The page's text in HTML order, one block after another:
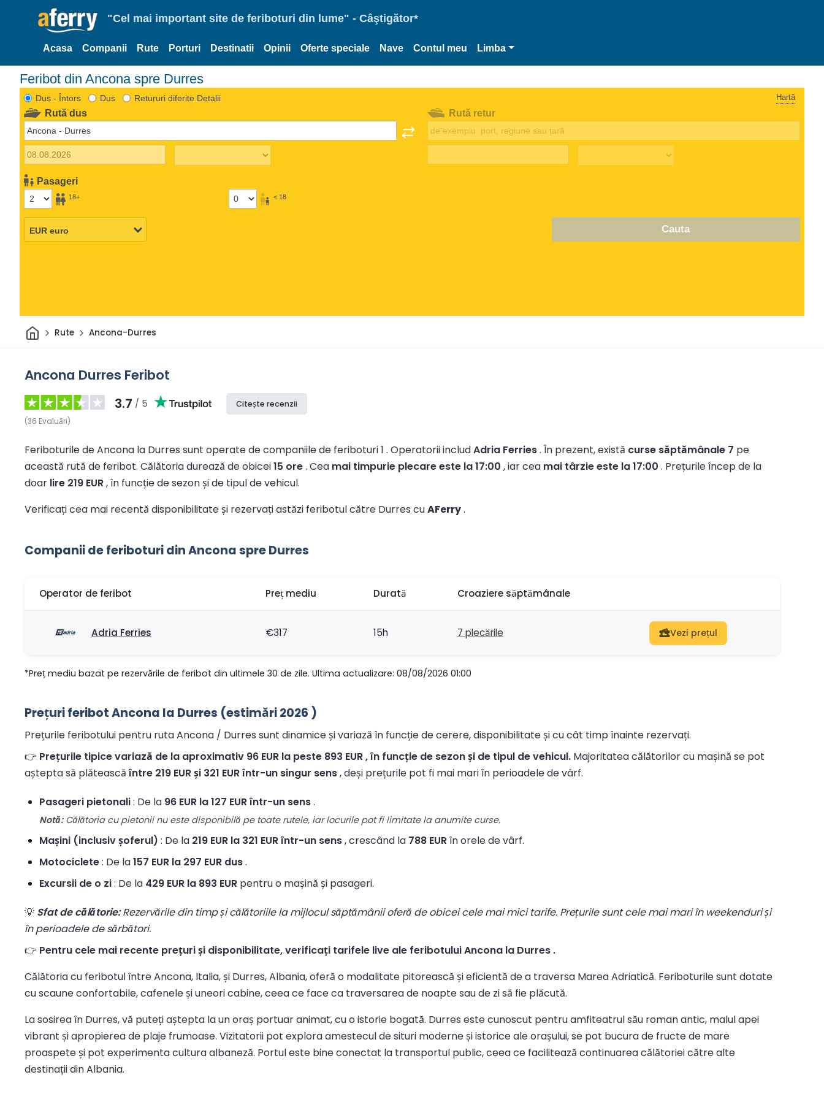
"Cel mai important site de feriboturi din lume" - Câştigător*
Acasa Companii Rute Porturi Destinatii Opinii Oferte speciale Nave Contul meu Limba
Feribot din Ancona spre Durres
Dus - Întors Dus Retururi diferite Detalii Hartă
Rută dus
Pasageri
18+ < 18
Rută retur
Cauta
AcasăRute Ancona-Durres
Ancona Durres Feribot
3.7 / 5
(36 Evaluări)
Citește recenzii
Feriboturile de Ancona la Durres sunt operate de companiile de feriboturi 1 . Operatorii includAdria Ferries. În prezent, există curse săptămânale 7 pe
această rută de feribot. Călătoria durează de obicei15 ore. Cea mai timpurie plecare este la 17:00 , iar cea mai târzie este la 17:00 . Prețurile încep de la
doar lire 219 EUR, în funcție de sezon și de tipul de vehicul.
Verificați cea mai recentă disponibilitate și rezervați astăzi feribotul către Durres cuAFerry.
Companii de feriboturi din Ancona spre Durres
Operator de feribot Preț mediu Durată Croaziere săptămânale
Adria Ferries €317 15h 7 plecările Vezi prețul
*Preț mediu bazat pe rezervările de feribot din ultimele 30 de zile. Ultima actualizare: 08/08/2026 01:00
Prețuri feribot Ancona la Durres (estimări 2026 )
Prețurile feribotului pentru ruta Ancona / Durres sunt dinamice și variază în funcție de cerere, disponibilitate și cu cât timp înainte rezervați.
👉 Prețurile tipice variază de la aproximativ 96 EUR la peste 893 EUR , în funcție de sezon și de tipul de vehicul. Majoritatea călătorilor cu mașină se pot
aștepta să plătească între 219 EUR și 321 EUR într-un singur sens, deși prețurile pot fi mai mari în perioadele de vârf.
Pasageri pietonali: De la 96 EUR la 127 EUR într-un sens.
Notă:Călătoria cu pietonii nu este disponibilă pe toate rutele, iar locurile pot fi limitate la anumite curse.
Mașini (inclusiv șoferul) : De la 219 EUR la 321 EUR într-un sens, crescând la 788 EURîn orele de vârf.
Motociclete: De la157 EUR la 297 EUR dus.
Excursii de o zi: De la 429 EUR la 893 EUR pentru o mașină și pasageri.
💡 Sfat de călătorie:Rezervările din timp și călătoriile la mijlocul săptămânii oferă de obicei cele mai mici tarife. Prețurile sunt cele mai mari în weekenduri și
în perioadele de sărbători.
👉 Pentru cele mai recente prețuri și disponibilitate, verificați tarifele live ale feribotului Ancona la Durres .
Călătoria cu feribotul între Ancona, Italia, și Durres, Albania, oferă o modalitate pitorească și eficientă de a traversa Marea Adriatică. Feriboturile sunt dotate
cu scaune confortabile, cafenele și uneori cabine, ceea ce face ca traversarea de noapte sau de zi să fie plăcută.
La sosirea în Durres, vă puteți aștepta la un oraș portuar animat, cu o istorie bogată. Durres este cunoscut pentru amfiteatrul său roman antic, malul apei
vibrant și apropierea de plaje frumoase. Vizitatorii pot explora amestecul de situri moderne și istorice ale orașului, se pot bucura de fructe de mare
proaspete și pot experimenta cultura albaneză. Portul este bine conectat la transportul public, ceea ce facilitează continuarea călătoriei către alte
destinații din Albania.